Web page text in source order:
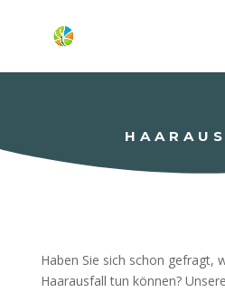
Haben Sie sich schon gefragt,
Haarausfall tun können?